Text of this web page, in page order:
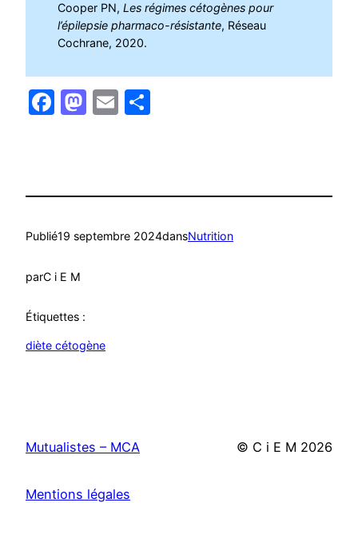
Cooper PN,Les régimes cétogènes pour
l’épilepsie pharmaco-résistante, Réseau
Cochrane, 2020.
Facebook
Mastodon
Email
Publié19 septembre 2024dansNutrition
parC i E M
Étiquettes :
diète cétogène
Mutualistes – MCA © C i E M 2026
Mentions légales